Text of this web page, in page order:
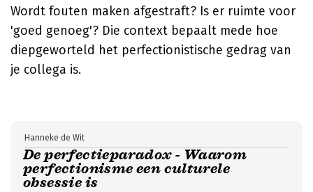
Wordt fouten maken afgestraft? Is er ruimte voor
'goed genoeg'? Die context bepaalt mede hoe
diepgeworteld het perfectionistische gedrag van
je collega is.
De perfectieparadox - Waarom
perfectionisme een culturele
obsessie is
Hanneke de Wit